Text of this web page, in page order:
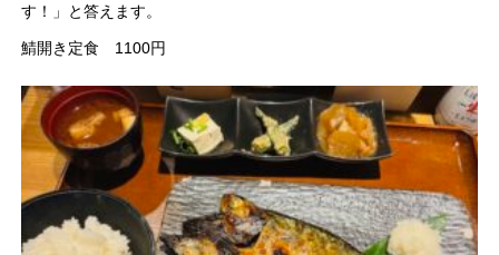
す！」と答えます。
鯖開き定食 1100円